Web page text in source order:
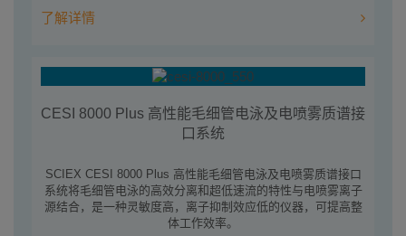
了解详情
CESI 8000 Plus 高性能毛细管电泳及电喷雾质谱接
口系统
SCIEX CESI 8000 Plus 高性能毛细管电泳及电喷雾质谱接口
系统将毛细管电泳的高效分离和超低速流的特性与电喷雾离子
源结合，是一种灵敏度高，离子抑制效应低的仪器，可提高整
体工作效率。